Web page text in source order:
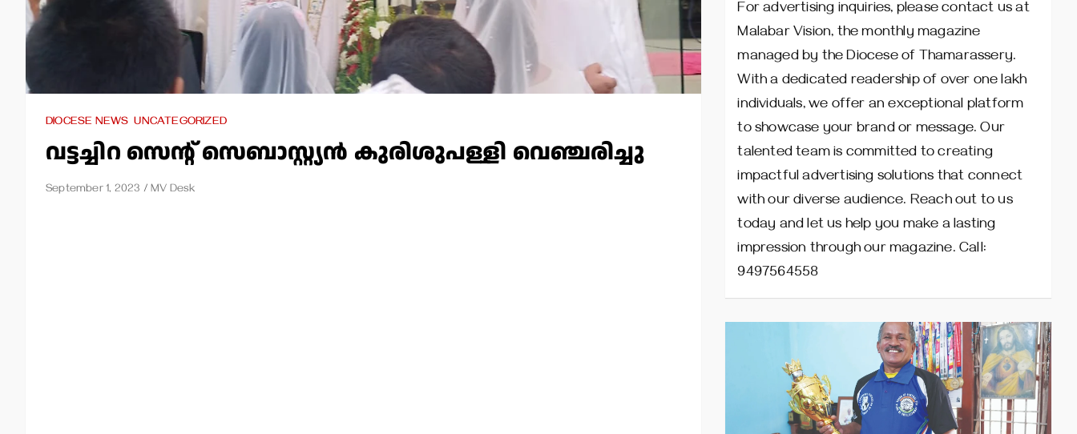
DIOCESE NEWS UNCATEGORIZED
വട്ടച്ചിറ സെന്റ് സെബാസ്റ്റ്യന്‍ കുരിശുപള്ളി വെഞ്ചരിച്ചു
September 1, 2023 MV Desk
For advertising inquiries, please contact us at
Malabar Vision, the monthly magazine
managed by the Diocese of Thamarassery.
With a dedicated readership of over one lakh
individuals, we offer an exceptional platform
to showcase your brand or message. Our
talented team is committed to creating
impactful advertising solutions that connect
with our diverse audience. Reach out to us
today and let us help you make a lasting
impression through our magazine. Call:
9497564558